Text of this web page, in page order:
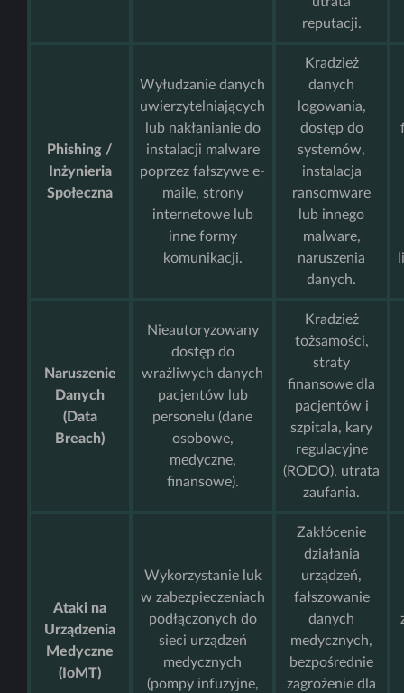
reputacji.
Phishing /
Inżynieria
Społeczna
Wyłudzanie danych
uwierzytelniających
lub nakłanianie do
instalacji malware
poprzez fałszywe e-
maile, strony
internetowe lub
inne formy
komunikacji.
Kradzież
danych
logowania,
dostęp do
systemów,
instalacja
ransomware
lub innego
malware,
naruszenia
danych.
Naruszenie
Danych
(Data
Breach)
Nieautoryzowany
dostęp do
wrażliwych danych
pacjentów lub
personelu (dane
osobowe,
medyczne,
finansowe).
Kradzież
tożsamości,
straty
finansowe dla
pacjentów i
szpitala, kary
regulacyjne
(RODO), utrata
zaufania.
Ataki na
Urządzenia
Medyczne
(IoMT)
Wykorzystanie luk
w zabezpieczeniach
podłączonych do
sieci urządzeń
medycznych
(pompy infuzyjne,
Zakłócenie
działania
urządzeń,
fałszowanie
danych
medycznych,
bezpośrednie
zagrożenie dla